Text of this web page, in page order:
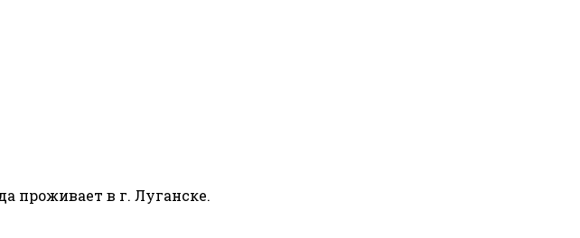
проживает в г. Луганске.